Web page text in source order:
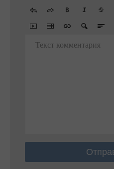
Текст комментария